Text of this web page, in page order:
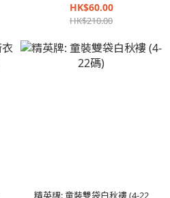
HK$60.00
HK$210.00
精英牌: 童裝雙袋白秋褸 (4-22